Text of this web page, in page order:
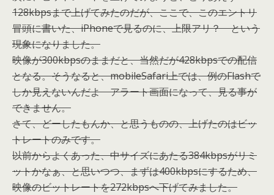
128kbpsまで上げてみたのだが、ここで、このエントリ
冒頭に書いた、iPhoneで見るのに、上限アリ？ という
現象になりました。
映像が300kbpsのままだと、当然だが428kbpsでの配信
となる。そうなると、mobileSafari上では、例のFlashで
しか見えないんだよ アラート画面になって、見る事が
できません。
さて、どーしたもんか、と思うものの、上げたのはビッ
トレートのみです。
以前からよくあった、中サイズにあたる384kbpsがリミ
ットかなぁ、と思いつつ、まずは400kbpsにするため、
映像のビットレートを272kbpsへ下げてみました。